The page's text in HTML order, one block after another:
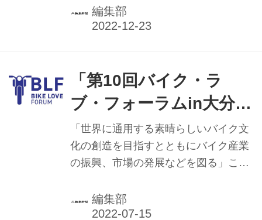
ル東京で「第19回通常総会」を開催し
た。議案審議では、2023年（22年10
型コロナウイルス感染症の影響で会議
の開催が困難となり、オンラインを併
用する運用となった。23年度はAJビジ
ョンを基盤とし、29組合3協議会で相
互連携し、さらに組織化を推進。二輪
車を取り巻く環境改善とともに、業界
交換会が開催され、全国から国会議員
ら23人、そして...
編集部
「第10回バイク・ラ
ブ・フォーラムin大分・
日田」 3年ぶりリアル会
場で開催
「世界に通用する素晴らしいバイク文
化の創造を目指すとともにバイク産業
の振興、市場の発展などを図る」こと
車業界団体等で構成された会議体によ
る「BIKE LOVE FORUM（バイク・ラ
編集部